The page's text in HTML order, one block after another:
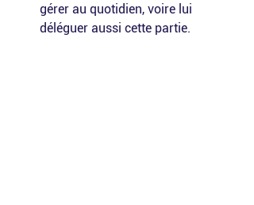
gérer au quotidien, voire lui
déléguer aussi cette partie.